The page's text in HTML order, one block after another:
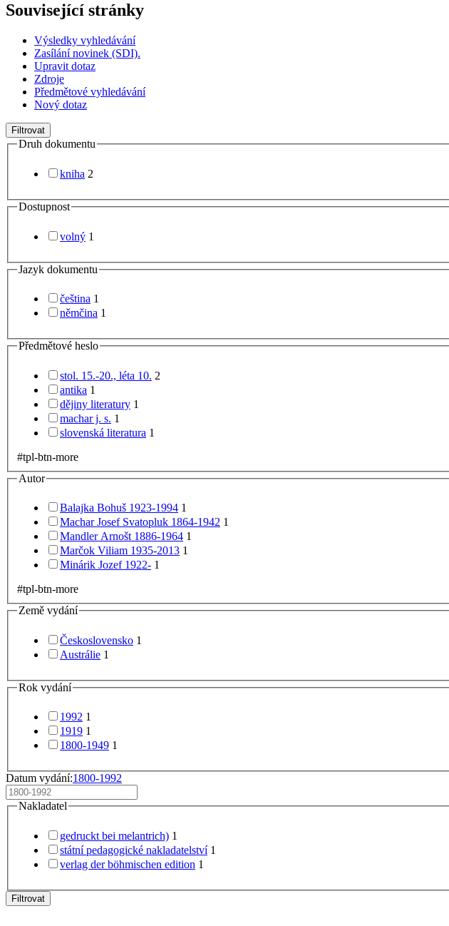
Související stránky
Výsledky vyhledávání
Zasílání novinek (SDI).
Upravit dotaz
Zdroje
Předmětové vyhledávání
Nový dotaz
Filtrovat
Druh dokumentu
kniha 2
Dostupnost
volný 1
Jazyk dokumentu
čeština 1
němčina 1
Předmětové heslo
stol. 15.-20., léta 10. 2
antika 1
dějiny literatury 1
machar j. s. 1
slovenská literatura 1
#tpl-btn-more
Autor
Balajka Bohuš 1923-1994 1
Machar Josef Svatopluk 1864-1942 1
Mandler Arnošt 1886-1964 1
Marčok Viliam 1935-2013 1
Minárik Jozef 1922- 1
#tpl-btn-more
Země vydání
Československo 1
Austrálie 1
Rok vydání
1992 1
1919 1
1800-1949 1
Datum vydání:1800-1992
Nakladatel
gedruckt bei melantrich) 1
státní pedagogické nakladatelství 1
verlag der böhmischen edition 1
Filtrovat